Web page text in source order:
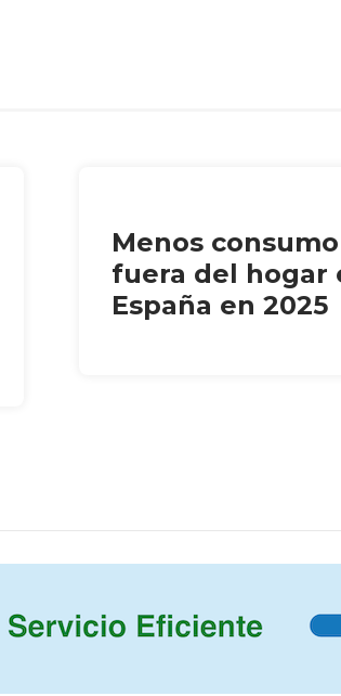
Menos consumo
fuera del hogar
España en 2025